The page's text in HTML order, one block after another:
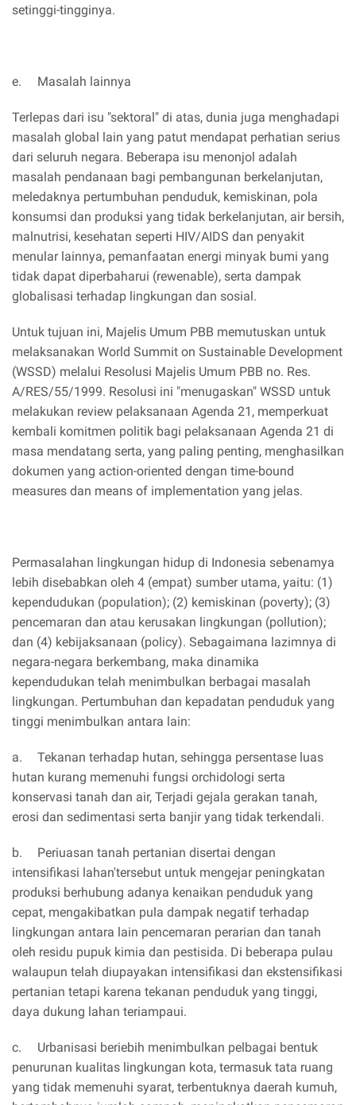
setinggi-tingginya.
e. Masalah lainnya
Terlepas dari isu "sektoral" di atas, dunia juga menghadapi
masalah global lain yang patut mendapat perhatian serius
dari seluruh negara. Beberapa isu menonjol adalah
masalah pendanaan bagi pembangunan berkelanjutan,
meledaknya pertumbuhan penduduk, kemiskinan, pola
konsumsi dan produksi yang tidak berkelanjutan, air bersih,
malnutrisi, kesehatan seperti HIV/AIDS dan penyakit
menular lainnya, pemanfaatan energi minyak bumi yang
tidak dapat diperbaharui (rewenable), serta dampak
globalisasi terhadap lingkungan dan sosial.
Untuk tujuan ini, Majelis Umum PBB memutuskan untuk
melaksanakan World Summit on Sustainable Development
(WSSD) melalui Resolusi Majelis Umum PBB no. Res.
A/RES/55/1999. Resolusi ini "menugaskan" WSSD untuk
melakukan review pelaksanaan Agenda 21, memperkuat
kembali komitmen politik bagi pelaksanaan Agenda 21 di
masa mendatang serta, yang paling penting, menghasilkan
dokumen yang action-oriented dengan time-bound
measures dan means of implementation yang jelas.
Permasalahan lingkungan hidup di Indonesia sebenamya
lebih disebabkan oleh 4 (empat) sumber utama, yaitu: (1)
kependudukan (population); (2) kemiskinan (poverty); (3)
pencemaran dan atau kerusakan lingkungan (pollution);
dan (4) kebijaksanaan (policy). Sebagaimana lazimnya di
negara-negara berkembang, maka dinamika
kependudukan telah menimbulkan berbagai masalah
lingkungan. Pertumbuhan dan kepadatan penduduk yang
tinggi menimbulkan antara lain:
a.
Tekanan terhadap hutan, sehingga persentase luas
hutan kurang memenuhi fungsi orchidologi serta
konservasi tanah dan air, Terjadi gejala gerakan tanah,
erosi dan sedimentasi serta banjir yang tidak terkendali.
b.
Periuasan tanah pertanian disertai dengan
intensifikasi lahan'tersebut untuk mengejar peningkatan
produksi berhubung adanya kenaikan penduduk yang
cepat, mengakibatkan pula dampak negatif terhadap
lingkungan antara lain pencemaran perarian dan tanah
oleh residu pupuk kimia dan pestisida. Di beberapa pulau
walaupun telah diupayakan intensifikasi dan ekstensifikasi
pertanian tetapi karena tekanan penduduk yang tinggi,
daya dukung lahan teriampaui.
c.
Urbanisasi beriebih menimbulkan pelbagai bentuk
penurunan kualitas lingkungan kota, termasuk tata ruang
yang tidak memenuhi syarat, terbentuknya daerah kumuh,